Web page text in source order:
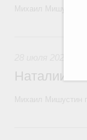
Наталии